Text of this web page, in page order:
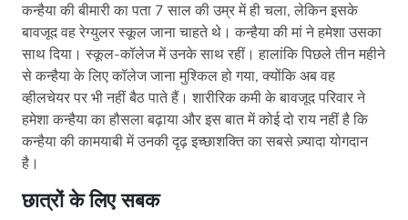
कन्हैया की बीमारी का पता 7 साल की उम्र में ही चला, लेकिन इसके
बावजूद वह रेग्युलर स्कूल जाना चाहते थे। कन्हैया की मां ने हमेशा उसका
साथ दिया। स्कूल-कॉलेज में उनके साथ रहीं। हालांकि पिछले तीन महीने
से कन्हैया के लिए कॉलेज जाना मुश्किल हो गया, क्योंकि अब वह
व्हीलचेयर पर भी नहीं बैठ पाते हैं। शारीरिक कमी के बावजूद परिवार ने
हमेशा कन्हैया का हौसला बढ़ाया और इस बात में कोई दो राय नहीं है कि
कन्हैया की कामयाबी में उनकी दृढ़ इच्छाशक्ति का सबसे ज़्यादा योगदान
है।
छात्रों के लिए सबक